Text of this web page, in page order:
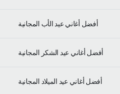
أفضل أغاني عيد الأب المجانية
أفضل أغاني عيد الشكر المجانية
أفضل أغاني عيد الميلاد المجانية